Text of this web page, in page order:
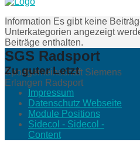
Information Es gibt keine
Unterkategorien angezeigt
Beiträge enthalten.
SGS Radsport
Sportgemeinschaft Siemens
Erlangen Radsport
Zu guter Letzt
Impressum
Datenschutz Webseite
Module Positions
Sidecol - Sidecol -
Content